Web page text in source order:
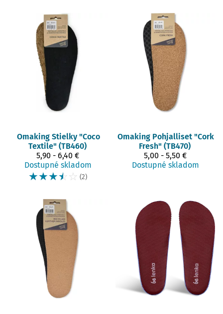
Omaking Stielky "Coco
Textile" (TB460)
5,90 - 6,40 €
Dostupné skladom
☆☆☆☆ ☆ (2)
Omaking Pohjalliset "Cork
Fresh" (TB470)
5,00 - 5,50 €
Dostupné skladom